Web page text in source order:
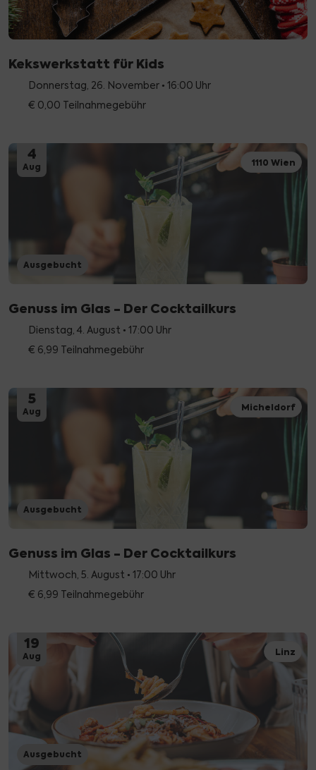
Kekswerkstatt für Kids
Donnerstag, 26. November • 16:00 Uhr
€ 0,00 Teilnahmegebühr
4
Aug 1110 Wien
Ausgebucht
Genuss im Glas - Der Cocktailkurs
Dienstag, 4. August • 17:00 Uhr
€ 6,99 Teilnahmegebühr
5
Aug Micheldorf
Ausgebucht
Genuss im Glas - Der Cocktailkurs
Mittwoch, 5. August • 17:00 Uhr
€ 6,99 Teilnahmegebühr
19
Aug Linz
Ausgebucht